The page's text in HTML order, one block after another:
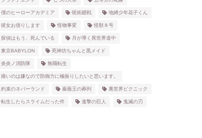
僕のヒーローアカデミア 呪術廻戦 地縛少年花子くん
彼女お借りします 怪物事変 怪獣８号
探偵はもう、死んでいる 月が導く異世界道中
東京BABYLON 死神坊ちゃんと黒メイド
炎炎ノ消防隊 無職転生
痛いのは嫌なので防御力に極振りしたいと思います。
約束のネバーランド 薔薇王の葬列 裏世界ピクニック
転生したらスライムだった件 進撃の巨人 鬼滅の刃